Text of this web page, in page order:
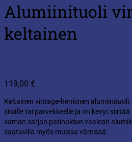
Alumiinituoli
keltainen
119,00 €
Keltainen vintage-henkinen
sisälle tai parvekkeelle ja on kevyt
saman sarjan patinoidun vaalean
saatavilla myös muissa väreissä.